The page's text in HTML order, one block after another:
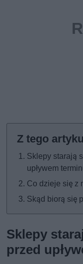
Sklepy starają
upływem
Co dzieje się z
Skąd biorą się
Sklepy
przed